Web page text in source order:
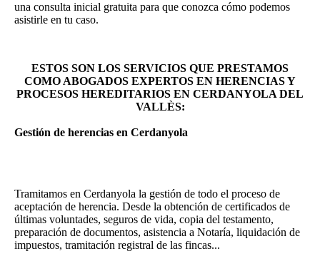
una consulta inicial gratuita para que conozca cómo podemos
asistirle en tu caso.
ESTOS SON LOS SERVICIOS QUE PRESTAMOS
COMO ABOGADOS EXPERTOS EN HERENCIAS Y
PROCESOS HEREDITARIOS EN CERDANYOLA DEL
VALLÈS:
Gestión de herencias en Cerdanyola
Tramitamos en Cerdanyola la gestión de todo el proceso de
aceptación de herencia. Desde la obtención de certificados de
últimas voluntades, seguros de vida, copia del testamento,
preparación de documentos, asistencia a Notaría, liquidación de
impuestos, tramitación registral de las fincas...